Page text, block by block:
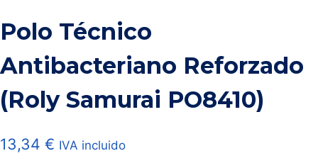
Polo Técnico
Antibacteriano Reforzado
(Roly Samurai PO8410)
13,34 € IVA incluido